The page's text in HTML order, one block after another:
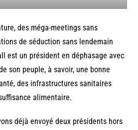
des méga-meetings sans
de séduction sans lendemain
est un président en déphasage avec
son peuple, à savoir, une bonne
des infrastructures sanitaires
alimentaire.
déjà envoyé deux présidents hors